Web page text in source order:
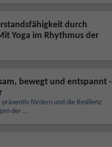
durch
Yoga im Rhythmus der
bewegt und entspannt -
fördern und die Resilienz
der ...